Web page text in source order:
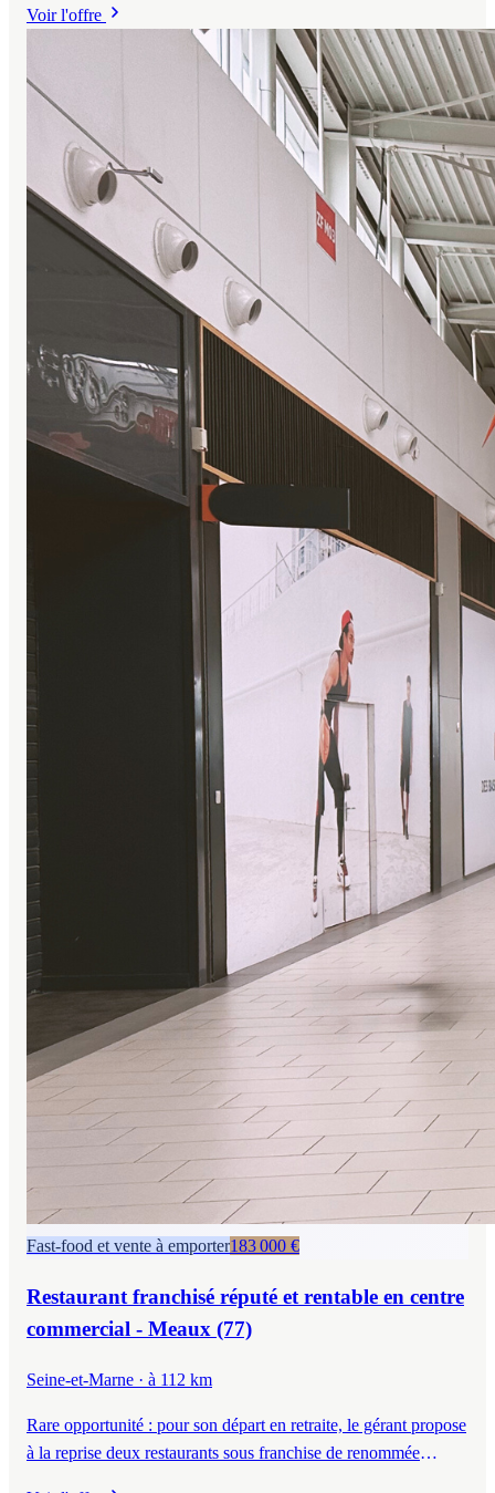
constante. Une belle opportunité de reprise clé en main, portée
par un concept perçu comme franchisable et un
accompagnement possible de la dirigeante pour sécuriser la
transition.
Voir l'offre
Fast-food et vente à emporter183 000 €
Restaurant franchisé réputé et rentable en centre
commercial - Meaux (77)
Seine-et-Marne · à 112 km
Rare opportunité : pour son départ en retraite, le gérant propose
à la reprise deux restaurants sous franchise de renommée